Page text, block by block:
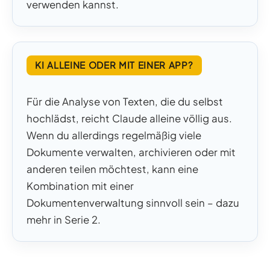
verwenden kannst.
KI ALLEINE ODER MIT EINER APP?
Für die Analyse von Texten, die du selbst
hochlädst, reicht Claude alleine völlig aus.
Wenn du allerdings regelmäßig viele
Dokumente verwalten, archivieren oder mit
anderen teilen möchtest, kann eine
Kombination mit einer
Dokumentenverwaltung sinnvoll sein – dazu
mehr in Serie 2.